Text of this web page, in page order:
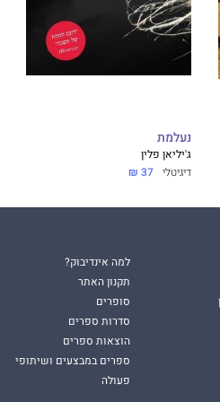
נעלמת
ג'יליאן פלין
דיגיטלי 37 ₪
למה אינדיבוק?
תקנון האתר
סופרים
סדרות ספרים
הוצאות ספרים
ספרים במבצעים ושיתופי
פעולה